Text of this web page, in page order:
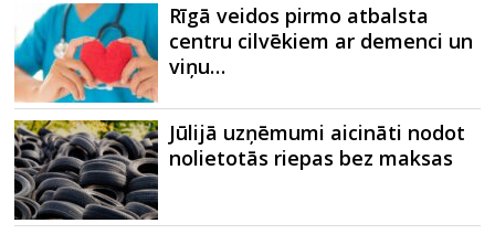
Rīgā veidos pirmo atbalsta
centru cilvēkiem ar demenci un
viņu…
Jūlijā uzņēmumi aicināti nodot
nolietotās riepas bez maksas